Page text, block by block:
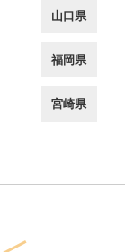
山口県
福岡県
宮崎県